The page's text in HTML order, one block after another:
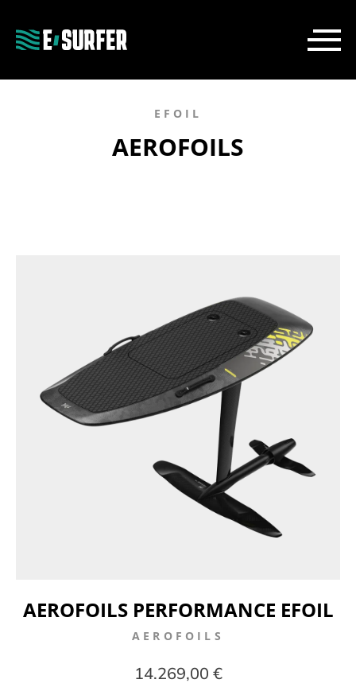
EFOIL
AEROFOILS
AEROFOILS PERFORMANCE EFOIL
AEROFOILS
14.269,00 €